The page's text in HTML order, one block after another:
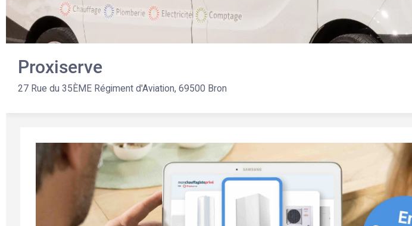
Proxiserve
27 Rue du 35ÈME Régiment d'Aviation, 69500 Bron